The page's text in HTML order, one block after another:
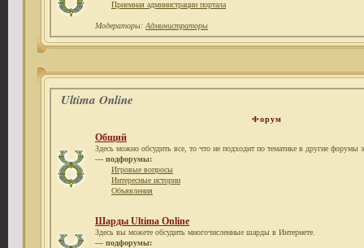
Приемная администрации портала
Модераторы: Администраторы
Ultima Online
Форум
Общий
Здесь можно обсудить все, то что не подходит по тематике в другие форумы
— подфорумы:
Игровые вопросы
Интересные истории
Объявления
Шарды Ultima Online
Здесь вы можете обсудить многочисленные шарды в Интернете.
— подфорумы: